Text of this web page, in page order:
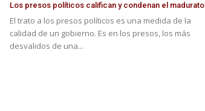
Los presos políticos califican y condenan el madurato
El trato a los presos políticos es una medida de la
calidad de un gobierno. Es en los presos, los más
desvalidos de una...